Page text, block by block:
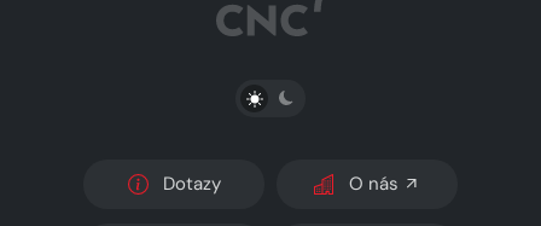
PŘEPNOUT SVĚTLÝ/TMAVÝ REŽIM
Dotazy O nás